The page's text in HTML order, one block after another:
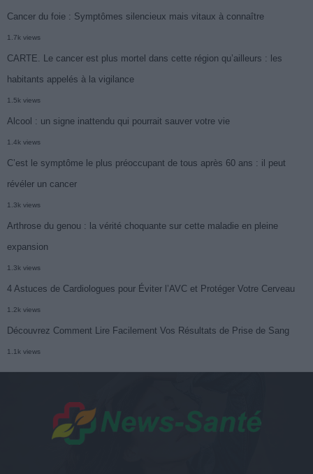
Cancer du foie : Symptômes silencieux mais vitaux à connaître
1.7k views
CARTE. Le cancer est plus mortel dans cette région qu’ailleurs : les
habitants appelés à la vigilance
1.5k views
Alcool : un signe inattendu qui pourrait sauver votre vie
1.4k views
C’est le symptôme le plus préoccupant de tous après 60 ans : il peut
révéler un cancer
1.3k views
Arthrose du genou : la vérité choquante sur cette maladie en pleine
expansion
1.3k views
4 Astuces de Cardiologues pour Éviter l’AVC et Protéger Votre Cerveau
1.2k views
Découvrez Comment Lire Facilement Vos Résultats de Prise de Sang
1.1k views